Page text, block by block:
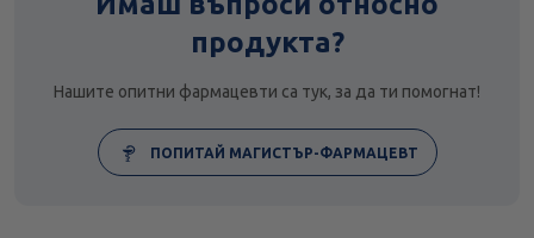
продукта?
Нашите опитни фармацевти са тук, за да ти помогнат!
ПОПИТАЙ МАГИСТЪР-ФАРМАЦЕВТ